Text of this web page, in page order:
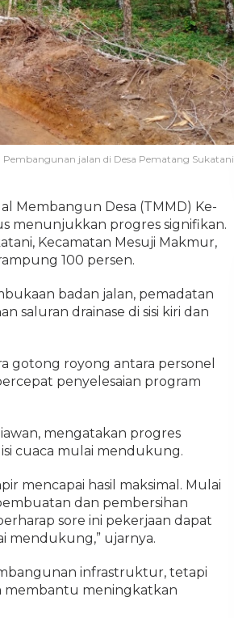
Pembangunan jalan di Desa Pematang Sukatani
Membangun Desa (TMMD) Ke-
menunjukkan progres signifikan.
Kecamatan Mesuji Makmur,
100 persen.
badan jalan, pemadatan
saluran drainase di sisi kiri dan
gotong royong antara personel
penyelesaian program
mengatakan progres
cuaca mulai mendukung.
mencapai hasil maksimal. Mulai
dan pembersihan
sore ini pekerjaan dapat
mendukung,” ujarnya.
infrastruktur, tetapi
membantu meningkatkan